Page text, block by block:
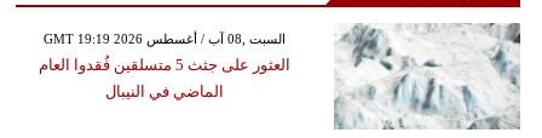
GMT 19:19 2026 السبت ,08 آب / أغسطس
العثور على جثث 5 متسلقين فُقدوا العام
الماضي في النيبال